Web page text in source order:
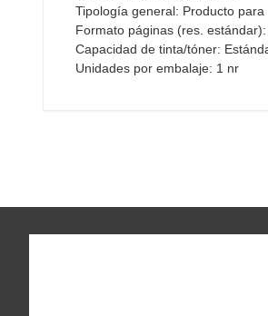
Tipología general: Producto
Formato páginas (res.
Capacidad de tinta/tóner:
Unidades por embalaje: 1 nr